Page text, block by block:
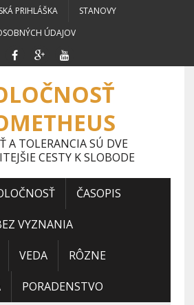
PRIHLÁŠKA
STANOVY
ÚDAJOV
A TOLERANCIA SÚ DVE
CESTY K SLOBODE
ČASOPIS
VYZNANIA
VEDA RÔZNE
PORADENSTVO